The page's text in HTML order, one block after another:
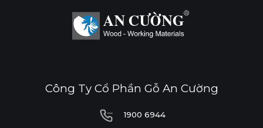
Công Ty Cổ Phần Gỗ An Cường
1900 6944